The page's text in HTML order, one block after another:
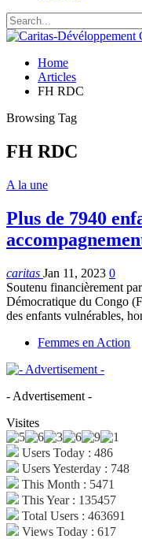
Home
Articles
FH RDC
Browsing Tag
FH RDC
A la une
Plus de 7940
caritas Jan 11, 2023 0
Soutenu financièrement
Démocratique du Congo
des enfants vulnérables,
Femmes en Action
- Advertisement -
Visites
Users Today : 486
Users Yesterday : 748
This Month : 5471
This Year : 135457
Total Users : 463691
Views Today : 617